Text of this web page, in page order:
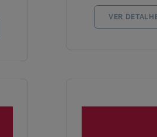
VER